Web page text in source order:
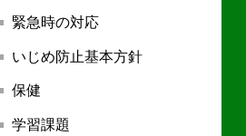
緊急時の対応
いじめ防止基本方針
保健
学習課題